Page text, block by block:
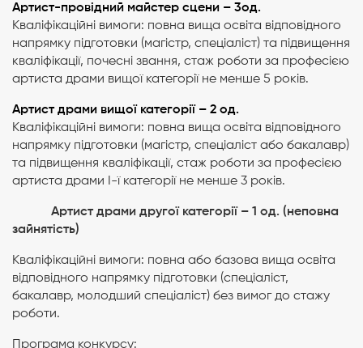
Артист-провідний майстер сцени – 3од.
Кваліфікаційні вимоги: повна вища освіта відповідного
напрямку підготовки (магістр, спеціаліст) та підвищення
кваліфікації, почесні звання, стаж роботи за професією
артиста драми вищої категорії не менше 5 років.
Артист драми вищої категорії – 2 од.
Кваліфікаційні вимоги: повна вища освіта відповідного
напрямку підготовки (магістр, спеціаліст або бакалавр)
та підвищення кваліфікації, стаж роботи за професією
артиста драми І-ї категорії не менше 3 років.
Артист драми другої категорії – 1 од. (неповна
зайнятість)
Кваліфікаційні вимоги: повна або базова вища освіта
відповідного напрямку підготовки (спеціаліст,
бакалавр, молодший спеціаліст) без вимог до стажу
роботи.
Програма конкурсу: